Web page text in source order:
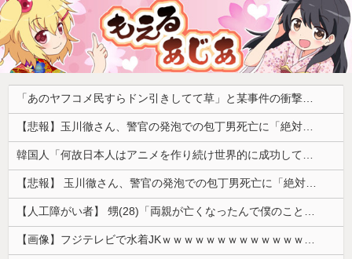
「あのヤフコメ民すらドン引きしてて草」と某事件の衝撃的な公判が話題に、なんか変な力が働いてんのかってくらい……
【悲報】玉川徹さん、警官の発泡での包丁男死亡に「絶対に死刑にならない罪なのに警察が死刑にした！」 → 元警官のマジレスがコチラ → ………
韓国人「何故日本人はアニメを作り続け世界的に成功しているのか？その驚異の制作体制に韓国人が驚愕！」→「条件がそんなに揃っていたなんて‥」
【悲報】 玉川徹さん、警官の発泡での包丁男死亡に「絶対に死刑にならない罪なのに警察が死刑にした！」 → 元警官のマジレスがコチラ → ………
【人工障がい者】 甥(28)「両親が亡くなったんで僕のこと引き取ってほしいんですけど！」なんでいい年したヒキニートを引き取らなきゃいけないんだ...
【画像】フジテレビで水着JKｗｗｗｗｗｗｗｗｗｗｗｗｗｗｗｗ